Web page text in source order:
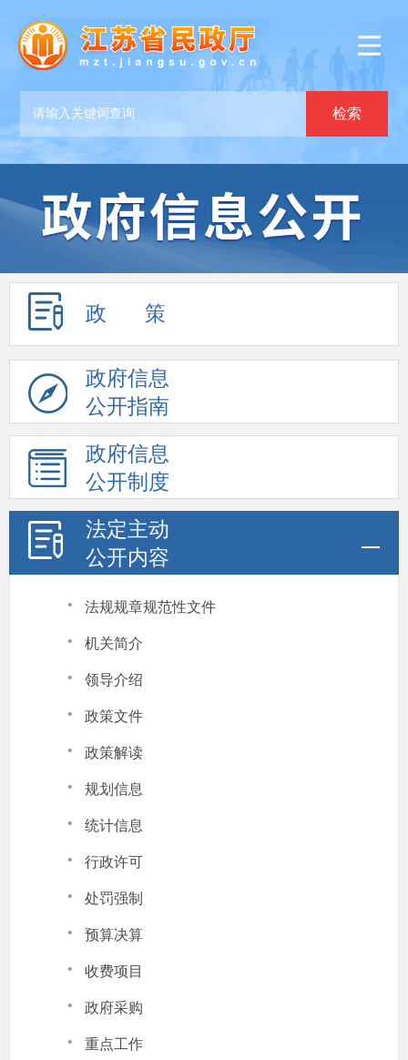
政 策
政府信息
公开指南
政府信息
公开制度
法定主动
公开内容
· 法规规章规范性文件
· 机关简介
· 领导介绍
· 政策文件
· 政策解读
· 规划信息
· 统计信息
· 行政许可
· 处罚强制
· 预算决算
· 收费项目
· 政府采购
· 重点工作